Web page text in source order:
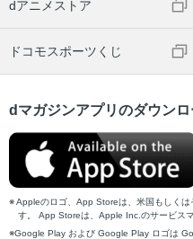
dアニメストア
ドコモスポーツくじ
dマガジンアプリのダウン
Appleのロゴ、App Storeは、米国もしく
す。 App Storeは、Apple Inc.のサービスマ
Google Play および Google Play ロゴは